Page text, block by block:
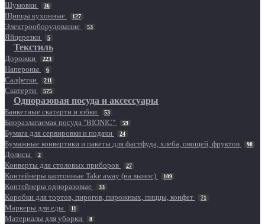
Шумовки 36
Щипцы кухонные 127
Электрооборудование 53
Яйцерезки 5
Текстиль
Дорожки 223
Напероны 6
Салфетки 211
Скатерти 575
Одноразовая посуда и аксессуары
Банкетные скатерти и юбки 53
Биоразлагаемая посуда "BIONIC" 59
Бумага для сервировки и подачи 24
Бумажные конвертики и пакеты для фастфуда, хлеба, овощей, фруктов 98
Долисы 2
Конверты для столовых приборов 27
Контейнеры картонные Take away (на вынос) 109
Контейнеры одноразовые 33
Коробки для тортов, пирогов, пирожных, пиццы, конфет 71
Маркеры для еды 11
Материалы для уборки 8